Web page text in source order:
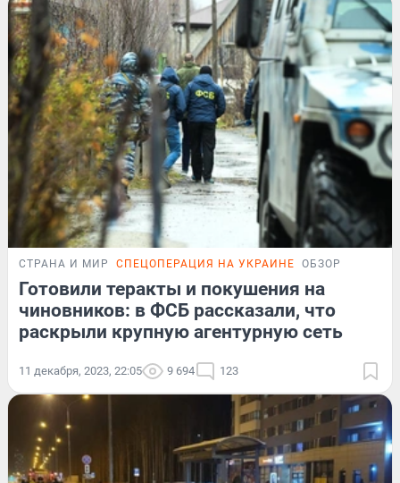
СТРАНА И МИР СПЕЦОПЕРАЦИЯ НА УКРАИНЕ ОБЗОР
Готовили теракты и покушения на
чиновников: в ФСБ рассказали, что
раскрыли крупную агентурную сеть
11 декабря, 2023, 22:05 9 694 123